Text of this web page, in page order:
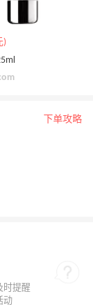
)
下单攻略